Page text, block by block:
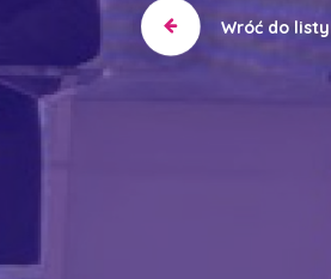
Wróć do listy